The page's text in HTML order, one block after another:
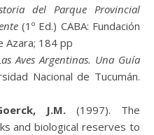
del Parque Provincial
(1º Ed.) CABA: Fundación
Azara; 184 pp
Aves Argentinas. Una Guía
Nacional de Tucumán.
J.M.(1997). The
and biological reserves to